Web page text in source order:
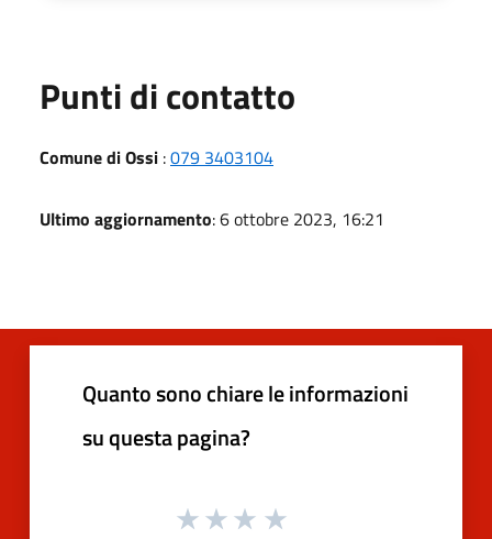
Punti di contatto
Comune di Ossi :079 3403104
Ultimo aggiornamento: 6 ottobre 2023, 16:21
Quanto sono chiare le informazioni
su questa pagina?